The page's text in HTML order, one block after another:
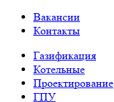
Вакансии
Контакты
Газификация
Котельные
Проектирование
ГПУ